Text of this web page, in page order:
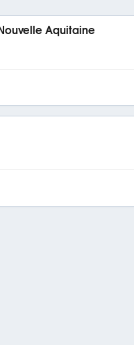
Aquitaine